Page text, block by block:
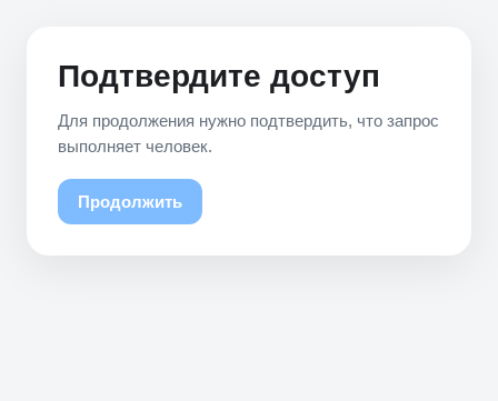
Подтвердите доступ
Для продолжения нужно подтвердить, что запрос
выполняет человек.
Продолжить